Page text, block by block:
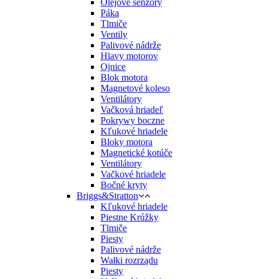
Olejové senzory
Páka
Tlmiče
Ventily
Palivové nádrže
Hlavy motorov
Ojnice
Blok motora
Magnetové koleso
Ventilátory
Vačková hriadeľ
Pokrywy boczne
Kľukové hriadele
Bloky motora
Magnetické kotúče
Ventilátory
Vačkové hriadele
Bočné kryty
Briggs&Stratton
Kľukové hriadele
Piestne Krúžky
Tlmiče
Piesty
Palivové nádrže
Wałki rozrządu
Piesty